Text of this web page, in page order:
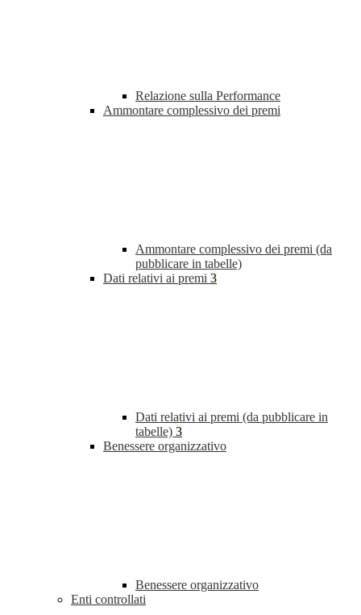
Relazione sulla Performance
Ammontare complessivo dei premi
Ammontare complessivo dei premi (da
pubblicare in tabelle)
Dati relativi ai premi 3
Dati relativi ai premi (da pubblicare in
tabelle) 3
Benessere organizzativo
Benessere organizzativo
Enti controllati